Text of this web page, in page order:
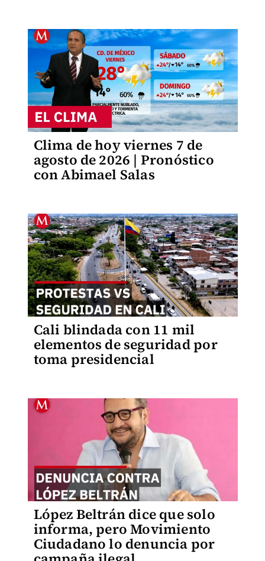
Clima de hoy viernes 7 de
agosto de 2026 | Pronóstico
con Abimael Salas
Cali blindada con 11 mil
elementos de seguridad por
toma presidencial
López Beltrán dice que solo
informa, pero Movimiento
Ciudadano lo denuncia por